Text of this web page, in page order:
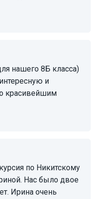
и
красивейшим
Нас было двое
Ирина очень